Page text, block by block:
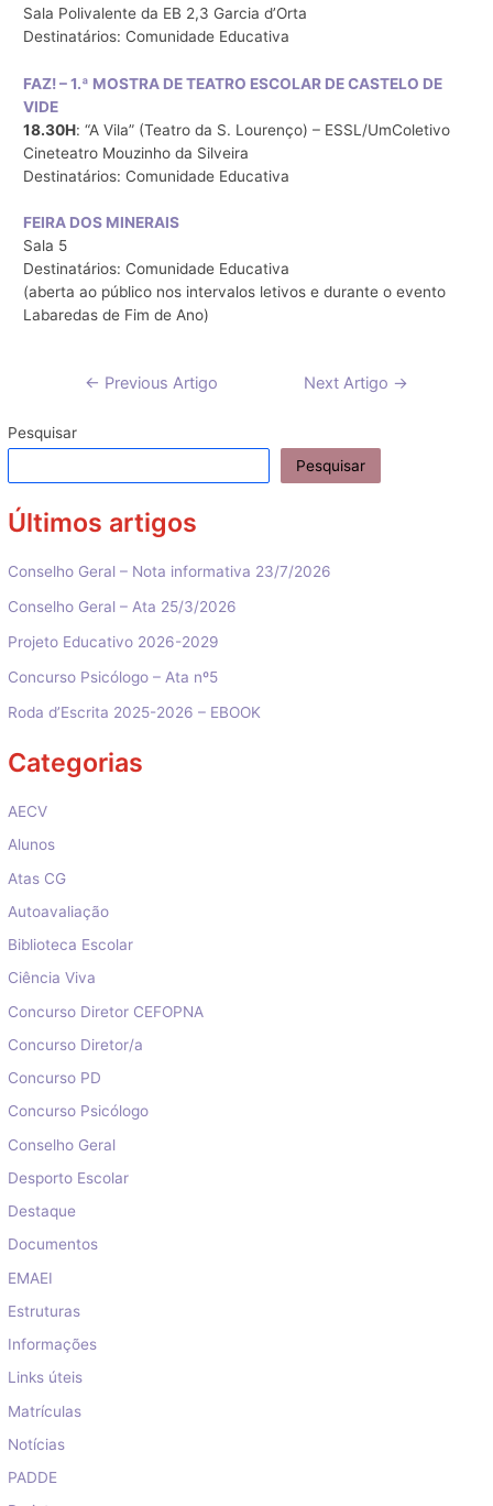
Sala Polivalente da EB 2,3 Garcia d’Orta
Destinatários: Comunidade Educativa
FAZ! – 1.ª MOSTRA DE TEATRO ESCOLAR DE CASTELO DE
VIDE
18.30H: “A Vila” (Teatro da S. Lourenço) – ESSL/UmColetivo
Cineteatro Mouzinho da Silveira
Destinatários: Comunidade Educativa
FEIRA DOS MINERAIS
Sala 5
Destinatários: Comunidade Educativa
(aberta ao público nos intervalos letivos e durante o evento
Labaredas de Fim de Ano)
Navegação
artigos
← Previous Artigo Next Artigo →
Pesquisar
Pesquisar
Últimos artigos
Conselho Geral – Nota informativa 23/7/2026
Conselho Geral – Ata 25/3/2026
Projeto Educativo 2026-2029
Concurso Psicólogo – Ata nº5
Roda d’Escrita 2025-2026 – EBOOK
Categorias
AECV
Alunos
Atas CG
Autoavaliação
Biblioteca Escolar
Ciência Viva
Concurso Diretor CEFOPNA
Concurso Diretor/a
Concurso PD
Concurso Psicólogo
Conselho Geral
Desporto Escolar
Destaque
Documentos
EMAEI
Estruturas
Informações
Links úteis
Matrículas
Notícias
PADDE